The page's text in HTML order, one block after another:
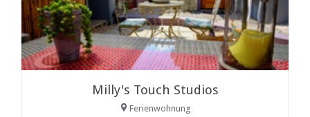
Milly's Touch Studios
Ferienwohnung